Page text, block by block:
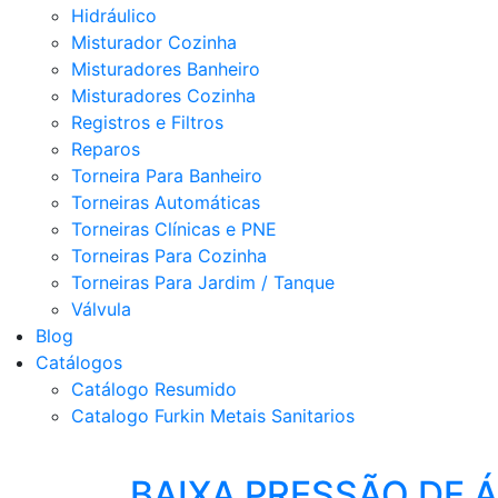
Hidráulico
Misturador Cozinha
Misturadores Banheiro
Misturadores Cozinha
Registros e Filtros
Reparos
Torneira Para Banheiro
Torneiras Automáticas
Torneiras Clínicas e PNE
Torneiras Para Cozinha
Torneiras Para Jardim / Tanque
Válvula
Blog
Catálogos
Catálogo Resumido
Catalogo Furkin Metais Sanitarios